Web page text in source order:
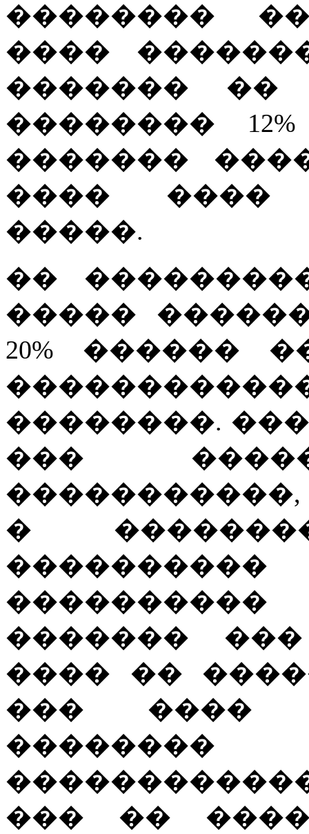
��������
����
������� ��
��������
�������
���� ����
�����.
��
�����
20% ������
��������.
���
�
����������
�������
���� ��
��� ����
��� ��